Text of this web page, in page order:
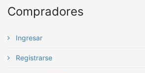
Compradores
Ingresar
Registrarse